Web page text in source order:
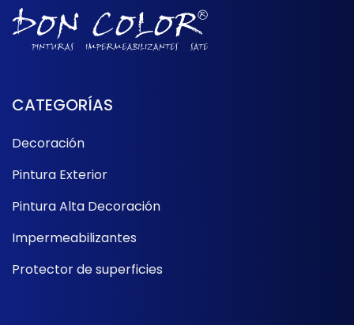
CATEGORÍAS
Decoración
Pintura Exterior
Pintura Alta Decoración
Impermeabilizantes
Protector de superficies